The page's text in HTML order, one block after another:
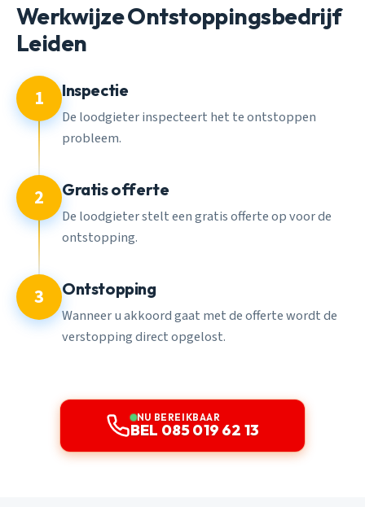
Werkwijze Ontstoppingsbedrijf
Leiden
1 Inspectie
De loodgieter inspecteert het te ontstoppen
probleem.
2 Gratis offerte
De loodgieter stelt een gratis offerte op voor de
ontstopping.
3 Ontstopping
Wanneer u akkoord gaat met de offerte wordt de
verstopping direct opgelost.
NU BEREIKBAAR
BEL 085 019 62 13